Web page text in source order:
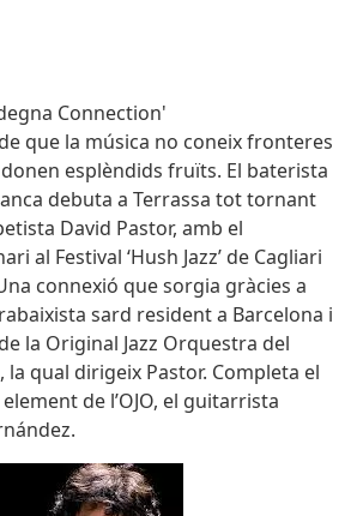
Connection'
que la música no coneix fronteres
esplèndids fruïts. El baterista
debuta a Terrassa tot tornant
David Pastor, amb el
al Festival ‘Hush Jazz’ de Cagliari
connexió que sorgia gràcies a
sard resident a Barcelona i
la Original Jazz Orquestra del
la qual dirigeix Pastor. Completa el
de l’OJO, el guitarrista